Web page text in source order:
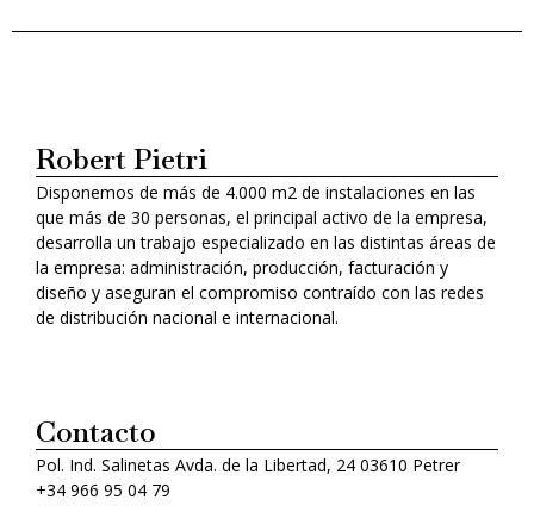
Robert Pietri
Disponemos de más de 4.000 m2 de instalaciones en las
que más de 30 personas, el principal activo de la empresa,
desarrolla un trabajo especializado en las distintas áreas de
la empresa: administración, producción, facturación y
diseño y aseguran el compromiso contraído con las redes
de distribución nacional e internacional.
Contacto
Pol. Ind. Salinetas Avda. de la Libertad, 24 03610 Petrer
+34 966 95 04 79